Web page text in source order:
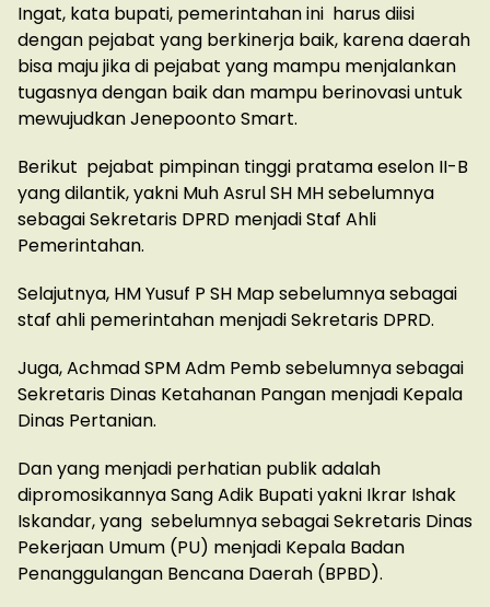
Ingat, kata bupati, pemerintahan ini harus diisi
dengan pejabat yang berkinerja baik, karena daerah
bisa maju jika di pejabat yang mampu menjalankan
tugasnya dengan baik dan mampu berinovasi untuk
mewujudkan Jenepoonto Smart.
Berikut pejabat pimpinan tinggi pratama eselon II-B
yang dilantik, yakni Muh Asrul SH MH sebelumnya
sebagai Sekretaris DPRD menjadi Staf Ahli
Pemerintahan.
Selajutnya, HM Yusuf P SH Map sebelumnya sebagai
staf ahli pemerintahan menjadi Sekretaris DPRD.
Juga, Achmad SPM Adm Pemb sebelumnya sebagai
Sekretaris Dinas Ketahanan Pangan menjadi Kepala
Dinas Pertanian.
Dan yang menjadi perhatian publik adalah
dipromosikannya Sang Adik Bupati yakni Ikrar Ishak
Iskandar, yang sebelumnya sebagai Sekretaris Dinas
Pekerjaan Umum (PU) menjadi Kepala Badan
Penanggulangan Bencana Daerah (BPBD).